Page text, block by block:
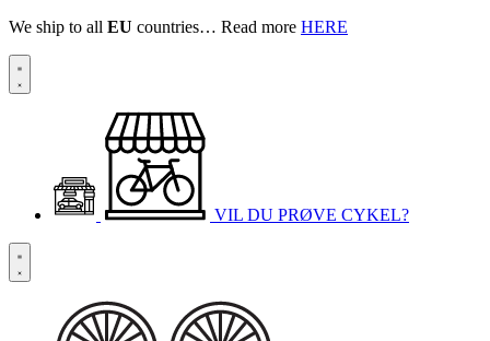
We ship to all EU countries… Read more HERE
VIL DU PRØVE CYKEL?